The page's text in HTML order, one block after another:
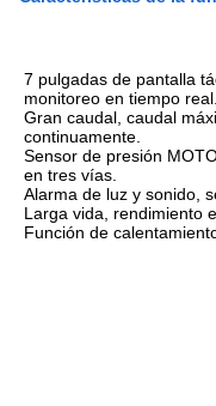
7 pulgadas de pantalla
monitoreo en tiempo real.
Gran caudal, caudal
continuamente.
Sensor de presión
en tres vías.
Alarma de luz y sonido,
Larga vida, rendimiento
Función de